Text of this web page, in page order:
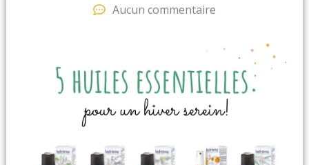
Aucun commentaire